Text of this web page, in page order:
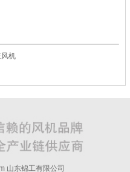
机
山东锦工有限公司